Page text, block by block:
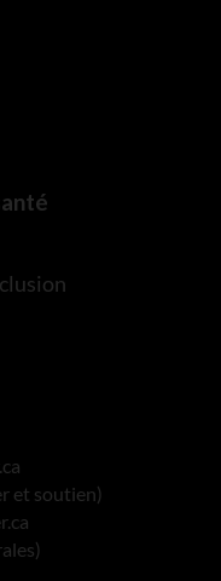
et soutien)